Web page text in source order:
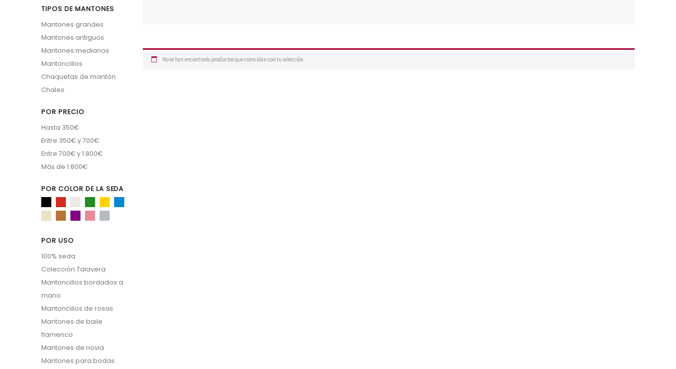
TIPOS DE MANTONES
Mantones grandes
Mantones antiguos
Mantones medianos
Mantoncillos
Chaquetas de mantón
Chales
POR PRECIO
Hasta 350€
Entre 350€ y 700€
Entre 700€ y 1.800€
Más de 1.800€
POR COLOR DE LA SEDA
POR USO
100% seda
Colección Talavera
Mantoncillos bordados a
mano
Mantoncillos de rosas
Mantones de baile
flamenco
Mantones de novia
Mantones para bodas
No se han encontrado productos que coincidan con tu selección.